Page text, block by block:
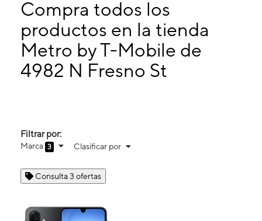
Jueves:
10:00 a. m. a 7:00 p. m.
Viernes: 10:00 a. m. a 7:00 p. m.
Sábado:10:00 a. m. a 7:00 p. m.
4982 N Fresno St Fresno, CA 93726
Compra todos los
productos en la tienda
Metro by T-Mobile de
4982 N Fresno St
Filtrar por:
Marca 3 Clasificar por
Consulta 3 ofertas